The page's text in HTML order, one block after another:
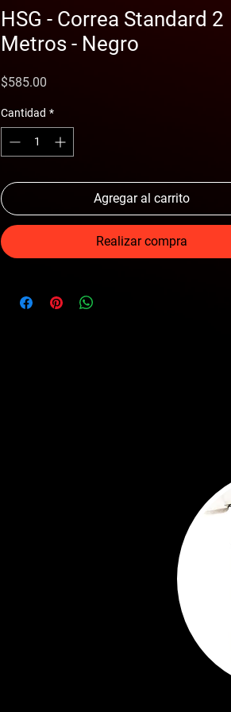
HSG - Correa Standard 2
Metros - Negro
$585.00
Cantidad *
Agregar al carrito
Realizar compra